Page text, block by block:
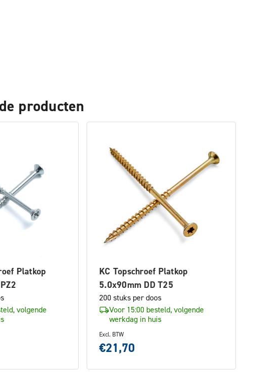
producten
Platkop
volgende
KC Topschroef Platkop
5.0x90mm DD T25
200 stuks per doos
Voor 15:00 besteld, volgende
werkdag in huis
Excl. BTW
€21,70